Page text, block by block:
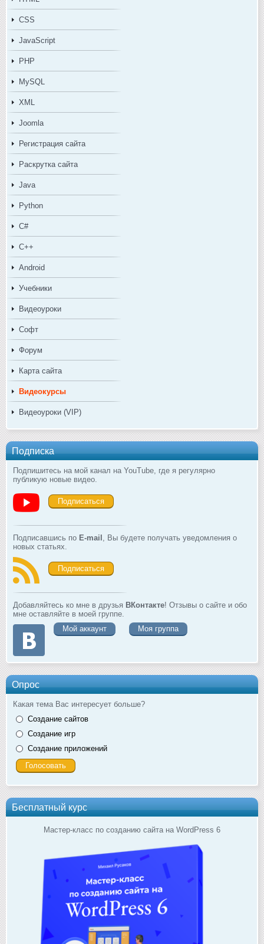
CSS
JavaScript
PHP
MySQL
XML
Joomla
Регистрация сайта
Раскрутка сайта
Java
Python
C#
C++
Android
Учебники
Видеоуроки
Софт
Форум
Карта сайта
Видеокурсы
Видеоуроки (VIP)
Подписка
Подпишитесь на мой канал на YouTube, где я регулярно
публикую новые видео.
Подписаться
Подписавшись по E-mail , Вы будете получать уведомления о
новых статьях.
Подписаться
Добавляйтесь ко мне в друзья ВКонтакте! Отзывы о сайте и обо
мне оставляйте в моей группе.
Мой аккаунт
Моя группа
Опрос
Какая тема Вас интересует больше?
Создание сайтов
Создание игр
Создание приложений
Бесплатный курс
Мастер-класс по созданию сайта на WordPress 6